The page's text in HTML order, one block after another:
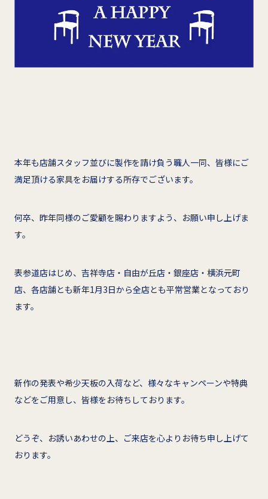
本年も店舗スタッフ並びに製作を請け負う職人一同、皆様にご
満足頂ける家具をお届けする所存でございます。
何卒、昨年同様のご愛顧を賜わりますよう、お願い申し上げま
す。
表参道店はじめ、吉祥寺店・自由が丘店・銀座店・横浜元町
店、各店舗とも新年1月3日から全店とも平常営業となっており
ます。
新作の発表や希少天板の入荷など、様々なキャンペーンや特典
などをご用意し、皆様をお待ちしております。
どうぞ、お誘いあわせの上、ご来店を心よりお待ち申し上げて
おります。